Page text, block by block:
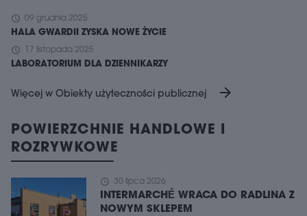
schedule 09 grudnia 2025
HALA GWARDII ZYSKA NOWE ŻYCIE
schedule 17 listopada 2025
LABORATORIUM DLA DZIENNIKARZY
Więcej w Obiekty użyteczności publicznej arrow_forward
POWIERZCHNIE HANDLOWE I
ROZRYWKOWE
schedule 30 lipca 2026
INTERMARCHÉ WRACA DO RADLINA Z
NOWYM SKLEPEM